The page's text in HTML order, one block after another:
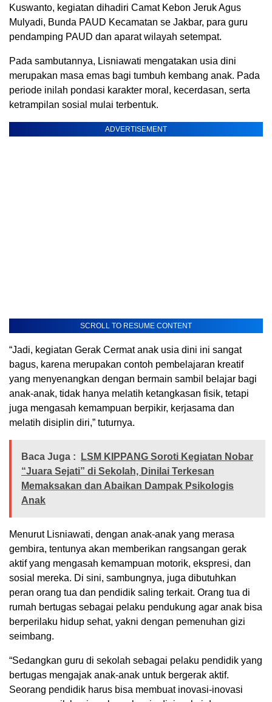
Kuswanto, kegiatan dihadiri Camat Kebon Jeruk Agus
Mulyadi, Bunda PAUD Kecamatan se Jakbar, para guru
pendamping PAUD dan aparat wilayah setempat.
Pada sambutannya, Lisniawati mengatakan usia dini
merupakan masa emas bagi tumbuh kembang anak. Pada
periode inilah pondasi karakter moral, kecerdasan, serta
ketrampilan sosial mulai terbentuk.
ADVERTISEMENT
SCROLL TO RESUME CONTENT
“Jadi, kegiatan Gerak Cermat anak usia dini ini sangat
bagus, karena merupakan contoh pembelajaran kreatif
yang menyenangkan dengan bermain sambil belajar bagi
anak-anak, tidak hanya melatih ketangkasan fisik, tetapi
juga mengasah kemampuan berpikir, kerjasama dan
melatih disiplin diri,” tuturnya.
Baca Juga :
LSM KIPPANG Soroti Kegiatan Nobar
“Juara Sejati” di Sekolah, Dinilai Terkesan
Memaksakan dan Abaikan Dampak Psikologis
Anak
Menurut Lisniawati, dengan anak-anak yang merasa
gembira, tentunya akan memberikan rangsangan gerak
aktif yang mengasah kemampuan motorik, ekspresi, dan
sosial mereka. Di sini, sambungnya, juga dibutuhkan
peran orang tua dan pendidik saling terkait. Orang tua di
rumah bertugas sebagai pelaku pendukung agar anak bisa
berperilaku hidup sehat, yakni dengan pemenuhan gizi
seimbang.
“Sedangkan guru di sekolah sebagai pelaku pendidik yang
bertugas mengajak anak-anak untuk bergerak aktif.
Seorang pendidik harus bisa membuat inovasi-inovasi